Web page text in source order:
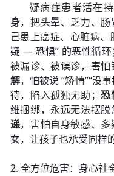
疑病症患者活在
身，把头晕、乏力、
己患上癌症、心脏病
疑 — 恐惧” 的恶性循环
被漏诊、被误诊，害怕
解，怕被说 “矫情”“没
待，陷入孤独无助； 恐
维捆绑，永远无法摆脱
递，害怕自身敏感、
女，让孩子也承受同样
2. 全方位危害：身心社